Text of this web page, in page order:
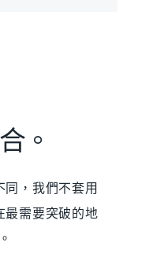
。
，我們不套用
最需要突破的地